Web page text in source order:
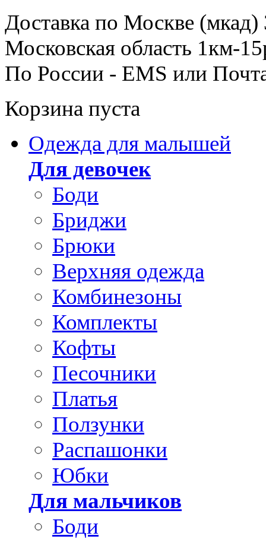
Доставка по Москве (мкад)
Московская область 1км-
По России - EMS или
Корзина пуста
Одежда для малышей
Для девочек
Боди
Бриджи
Брюки
Верхняя одежда
Комбинезоны
Комплекты
Кофты
Песочники
Платья
Ползунки
Распашонки
Юбки
Для мальчиков
Боди